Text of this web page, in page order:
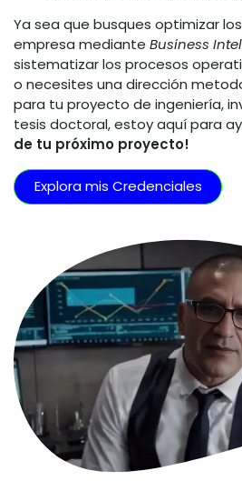
Ya sea que busques optimizar
empresa mediante Business
sistematizar los procesos
o necesites una dirección
para tu proyecto de ingeniería,
tesis doctoral, estoy aquí para
de tu próximo proyecto!
Explora mis Credenciales